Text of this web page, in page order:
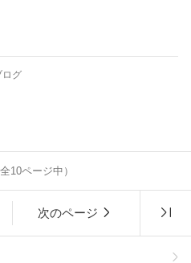
ログ
10ページ中）
次のページ